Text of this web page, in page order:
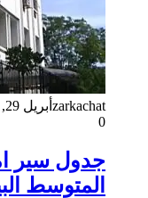
zarkachat أبريل 29, 2026
0
جدول سير
المتوسط البيام